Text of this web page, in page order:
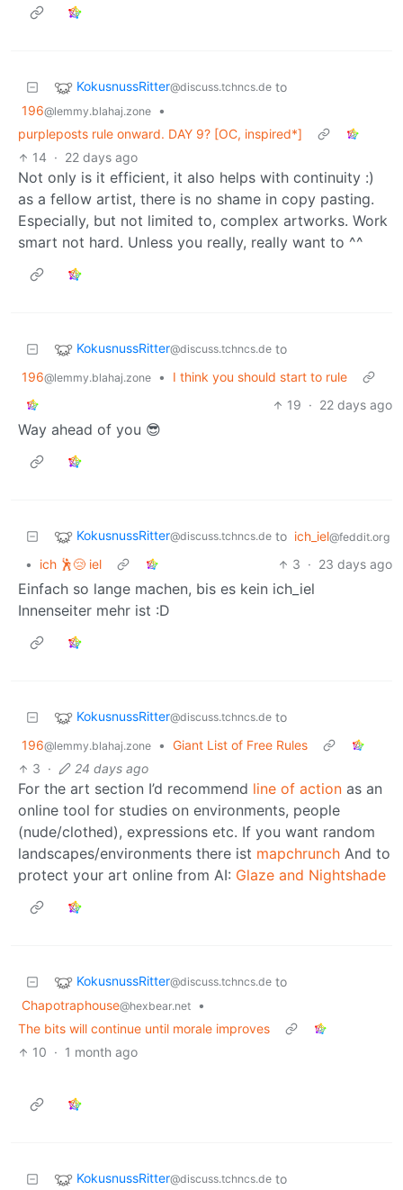
KokusnussRitter@discuss.tchncs.de to
196@lemmy.blahaj.zone
•
purpleposts rule onward. DAY 9? [OC, inspired*]
14 · 22 days ago
Not only is it efficient, it also helps with continuity :)
as a fellow artist, there is no shame in copy pasting.
Especially, but not limited to, complex artworks. Work
smart not hard. Unless you really, really want to ^^
KokusnussRitter@discuss.tchncs.de to
196@lemmy.blahaj.zone •
I think you should start to rule
19 · 22 days ago
Way ahead of you 😎
KokusnussRitter@discuss.tchncs.de to ich_iel@feddit.org
• ich 🕺😢 iel 3 · 23 days ago
Einfach so lange machen, bis es kein ich_iel
Innenseiter mehr ist :D
KokusnussRitter@discuss.tchncs.de to
196@lemmy.blahaj.zone • Giant List of Free Rules
3 · 24 days ago
For the art section I’d recommend line of action as an
online tool for studies on environments, people
(nude/clothed), expressions etc. If you want random
landscapes/environments there ist mapchrunch And to
protect your art online from AI: Glaze and Nightshade
KokusnussRitter@discuss.tchncs.de to
Chapotraphouse@hexbear.net
•
The bits will continue until morale improves
10 · 1 month ago
KokusnussRitter@discuss.tchncs.de to